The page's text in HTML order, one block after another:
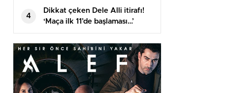
4
Dikkat çeken Dele Alli itirafı!
‘Maça ilk 11’de başlaması…’